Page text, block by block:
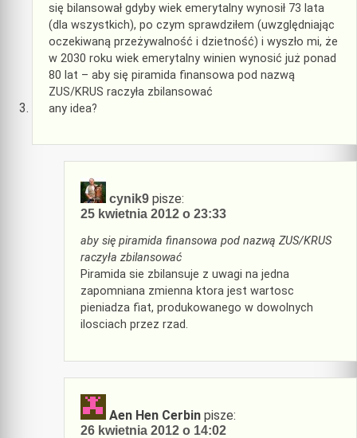
się bilansował gdyby wiek emerytalny wynosił 73 lata
(dla wszystkich), po czym sprawdziłem (uwzględniając
oczekiwaną przeżywalność i dzietność) i wyszło mi, że
w 2030 roku wiek emerytalny winien wynosić już ponad
80 lat – aby się piramida finansowa pod nazwą
ZUS/KRUS raczyła zbilansować
any idea?
cynik9 pisze:
25 kwietnia 2012 o 23:33
aby się piramida finansowa pod nazwą ZUS/KRUS
raczyła zbilansować
Piramida sie zbilansuje z uwagi na jedna
zapomniana zmienna ktora jest wartosc
pieniadza fiat, produkowanego w dowolnych
ilosciach przez rzad.
Aen Hen Cerbin pisze:
26 kwietnia 2012 o 14:02